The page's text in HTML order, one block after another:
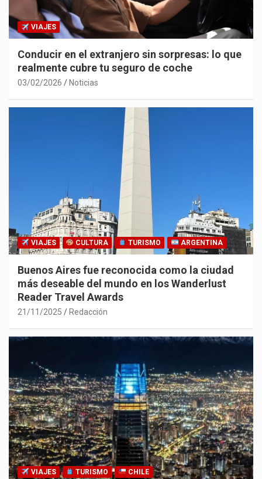
VIAJES
Conducir en el extranjero sin sorpresas: lo que
realmente cubre tu seguro de coche
03/02/2026 Noticias
VIAJES CULTURA TURISMO ARGENTINA
Buenos Aires fue reconocida como la ciudad
más deseable del mundo en los Wanderlust
Reader Travel Awards
21/11/2025 Redacción
VIAJES TURISMO CHILE